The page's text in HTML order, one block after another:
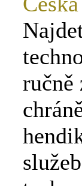
ručně